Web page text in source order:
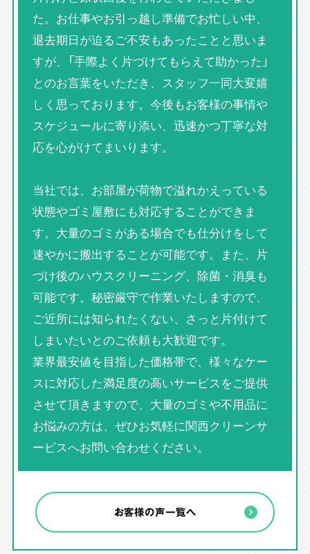
た。お仕事やお引っ越し準備でお忙しい中、
退去期日が迫るご不安もあったことと思いま
すが、「手際よく片づけてもらえて助かった」
とのお言葉をいただき、スタッフ一同大変嬉
しく思っております。今後もお客様の事情や
スケジュールに寄り添い、迅速かつ丁寧な対
応を心がけてまいります。
当社では、お部屋が荷物で溢れかえっている
状態やゴミ屋敷にも対応することができま
す。大量のゴミがある場合でも仕分けをして
速やかに搬出することが可能です。また、片
づけ後のハウスクリーニング、除菌・消臭も
可能です。秘密厳守で作業いたしますので、
ご近所には知られたくない、さっと片付けて
しまいたいとのご依頼も大歓迎です。
業界最安値を目指した価格帯で、様々なケー
スに対応した満足度の高いサービスをご提供
させて頂きますので、大量のゴミや不用品に
お悩みの方は、ぜひお気軽に関西クリーンサ
ービスへお問い合わせください。
お客様の声一覧へ